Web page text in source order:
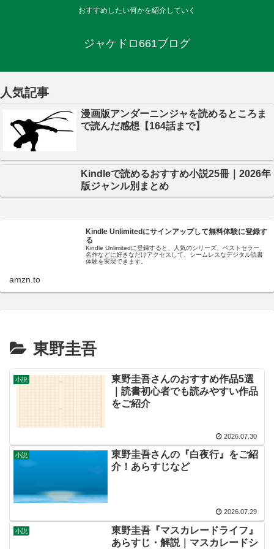
おすすめしたい何かを紹介していく
ジャケドロ661ブログ
人気記事
漫画版アンダーニンジャを読めるところま
で読んだ感想【164話まで】
Kindleで読めるおすすめ小説25冊｜2026年
版ジャンル別まとめ
Kindle Unlimitedにサインアップして無料体験に登録す
る
Kindle Unlimitedに登録すると、人気のシリーズ、ベストセラー、
名作などに好きなだけアクセスして、シームレスなデジタル読書
体験を実現できます。
amzn.to
東野圭吾
小説
東野圭吾さんのおすすめ作品5選
｜読書初心者でも読みやすい作品
をご紹介
2026.07.30
小説
東野圭吾さんの『白夜行』をご紹
介！あらすじなど
2026.07.29
小説
東野圭吾『マスカレードライフ』
あらすじ・解説｜マスカレードシ